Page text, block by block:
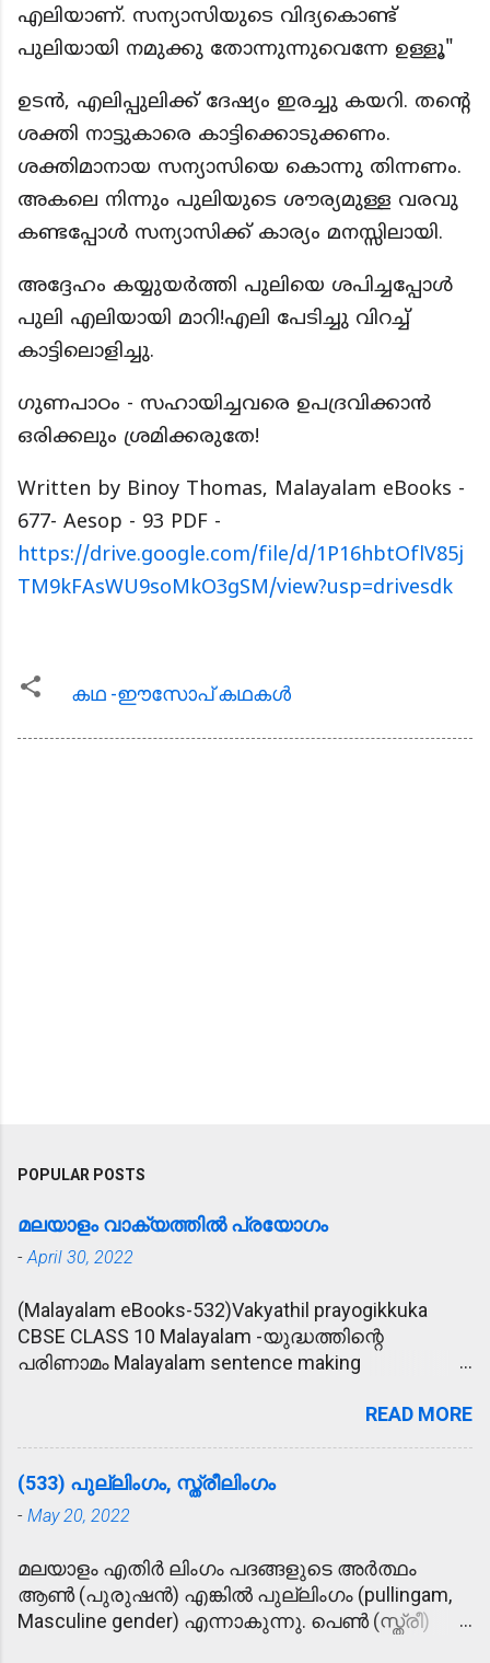
എലിയാണ്. സന്യാസിയുടെ വിദ്യകൊണ്ട്
പുലിയായി നമുക്കു തോന്നുന്നുവെന്നേ ഉള്ളൂ"
ഉടൻ, എലിപ്പുലിക്ക് ദേഷ്യം ഇരച്ചു കയറി. തൻ്റെ
ശക്തി നാട്ടുകാരെ കാട്ടിക്കൊടുക്കണം.
ശക്തിമാനായ സന്യാസിയെ കൊന്നു തിന്നണം.
അകലെ നിന്നും പുലിയുടെ ശൗര്യമുള്ള വരവു
കണ്ടപ്പോൾ സന്യാസിക്ക് കാര്യം മനസ്സിലായി.
അദ്ദേഹം കയ്യുയർത്തി പുലിയെ ശപിച്ചപ്പോൾ
പുലി എലിയായി മാറി!എലി പേടിച്ചു വിറച്ച്
കാട്ടിലൊളിച്ചു.
ഗുണപാഠം - സഹായിച്ചവരെ ഉപദ്രവിക്കാൻ
ഒരിക്കലും ശ്രമിക്കരുതേ!
Written by Binoy Thomas, Malayalam eBooks -
677- Aesop - 93 PDF -
https://drive.google.com/file/d/1P16hbtOflV85j
TM9kFAsWU9soMkO3gSM/view?usp=drivesdk
കഥ -ഈസോപ് കഥകള്‍
POPULAR POSTS
മലയാളം വാക്യത്തിൽ പ്രയോഗം
-April 30, 2022
(Malayalam eBooks-532)Vakyathil prayogikkuka
CBSE CLASS 10 Malayalam -യുദ്ധത്തിന്റെ
പരിണാമം Malayalam sentence making
മോഹാലസ്യപ്പെടുക - മകന്റെ അപകട വാർത്ത
കേട്ട് അമ്മ മോഹാലസ്യപ്പെട്ടു. 3. ഹൃദയോന്നതി -
കൂട്ടുകാരുടെ ഹൃദയോന്നതി മൂലം രാമുവിന്
ഓട്ടമൽസരത്തിൽ സമ്മാനം കിട്ടിയ രാമുവിനെ
അമ്മ ആശ്ലേഷിച്ചു. 5. ജനസഹസ്രം - തൃശൂർ
പൂരത്തിന് ജനസഹസ്രങ്ങൾ സാക്ഷിയായി. 6.
READ MORE
(533) പുല്ലിംഗം, സ്ത്രീലിംഗം
- May 20, 2022
മലയാളം എതിർ ലിംഗം പദങ്ങളുടെ അർത്ഥം
ആൺ (പുരുഷൻ) എങ്കിൽ പുല്ലിംഗം (pullingam,
Masculine gender) എന്നാകുന്നു. പെൺ (സ്ത്രീ)